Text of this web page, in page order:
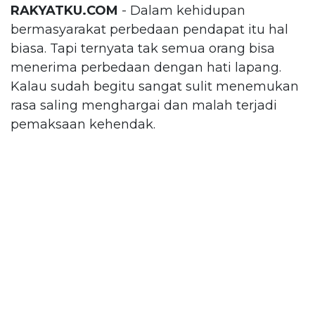
RAKYATKU.COM - Dalam kehidupan
bermasyarakat perbedaan pendapat itu hal
biasa. Tapi ternyata tak semua orang bisa
menerima perbedaan dengan hati lapang.
Kalau sudah begitu sangat sulit menemukan
rasa saling menghargai dan malah terjadi
pemaksaan kehendak.